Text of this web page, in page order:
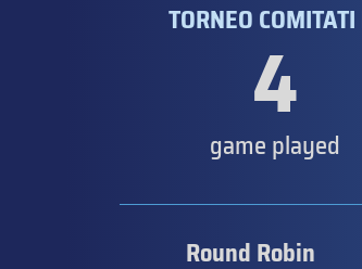
TORNEO4
game played
Round Robin